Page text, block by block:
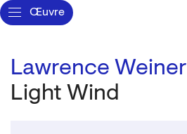
Œuvre
Lawrence Weiner
Light Wind